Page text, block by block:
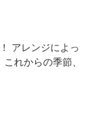
アレンジによっ
れからの季節、